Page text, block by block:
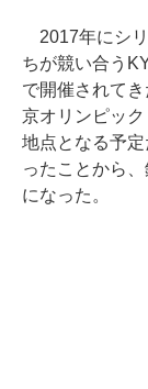
2017年にシリ
ちが競い合う
で開催されて
京オリンピッ
地点となる予
ったことから
になった。